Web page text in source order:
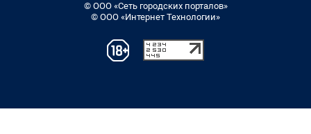
© ООО «Сеть городских порталов»
© ООО «Интернет Технологии»